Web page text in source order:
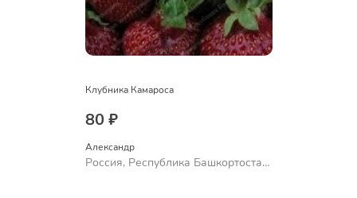
Клубника Камароса
80 ₽
Александр
Россия, Республика Башкортостан,